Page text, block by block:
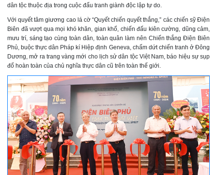
dân tộc thuộc địa trong cuộc đấu tranh giành độc lập tự do.
Với quyết tâm giương cao lá cờ “Quyết chiến quyết thắng,” các chiến sỹ Điện
Biên đã vượt qua mọi khó khăn, gian khổ, chiến đấu kiên cường, dũng cảm,
mưu trí, sáng tạo cùng toàn dân, toàn quân làm nên Chiến thắng Điện Biên
Phủ, buộc thực dân Pháp kí Hiệp định Geneva, chấm dứt chiến tranh ở Đông
Dương, mở ra trang vàng mới cho lịch sử dân tộc Việt Nam, báo hiệu sự sụp
đổ hoàn toàn của chủ nghĩa thực dân cũ trên toàn thế giới.